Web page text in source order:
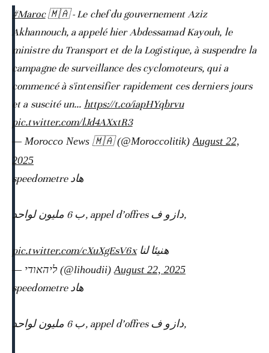
#Maroc🇲🇦 - Le chef du gouvernement Aziz
Akhannouch, a appelé hier Abdessamad Kayouh, le
ministre du Transport et de la Logistique, à suspendre la
campagne de surveillance des cyclomoteurs, qui a
commencé à s'intensifier rapidement ces derniers jours
et a suscité un… https://t.co/iapHYqbrvu
pic.twitter.com/lJd4AXxtR3
— Morocco News 🇲🇦 (@Moroccolitik)August 22,
2025
هاد speedometre
,دازو ف appel d’offres ,ب 6 مليون لواحد
هنيئا لناpic.twitter.com/cXuXgEsV6x
— ליהאודי (@lihoudii)August 22, 2025
هاد speedometre
,دازو ف appel d’offres ,ب 6 مليون لواحد